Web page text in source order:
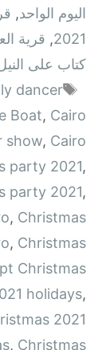
اليوم الواحد,
2021
, قرية
كتاب على
الوسوم
dancer
Boat, Cairo
show, Cairo
party 2021,
party 2021,
, Christmas
, Christmas
Christmas
holidays,
2021
, Christmas